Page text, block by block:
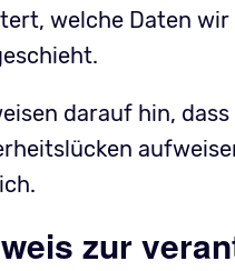
welche Daten
darauf hin,
zur